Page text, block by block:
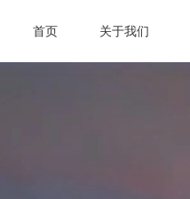
首页 关于我们